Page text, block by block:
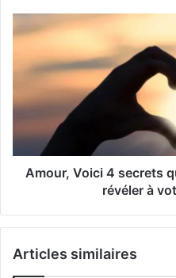
m
a
Amour, Voici 4 secrets
révéler à
Articles similaires